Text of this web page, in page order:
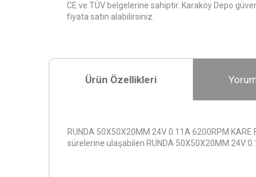
CE ve TÜV belgelerine sahiptir. Karaköy Depo
fiyata satın alabilirsiniz.
Ürün Özellikleri
RUNDA 50X50X20MM 24V 0.11A 6200RPM
sürelerine ulaşabilen RUNDA 50X50X20MM 24V